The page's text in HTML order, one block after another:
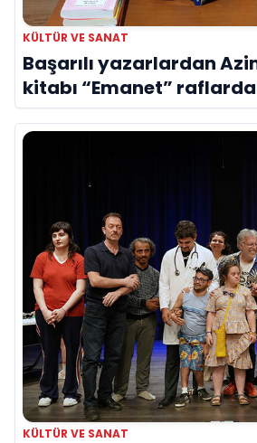
KÜLTÜR VE SANAT
Başarılı yazarlardan
kitabı “Emanet”
KÜLTÜR VE SANAT